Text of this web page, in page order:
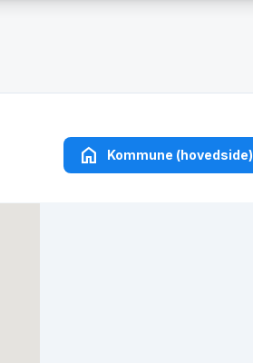
home Kommune (hovedside)